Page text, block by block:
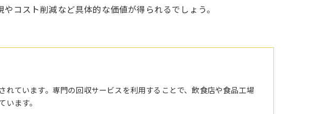
コスト削減など具体的な価値が得られるでしょう。
ています。専門の回収サービスを利用することで、飲食店や食品工場
ます。